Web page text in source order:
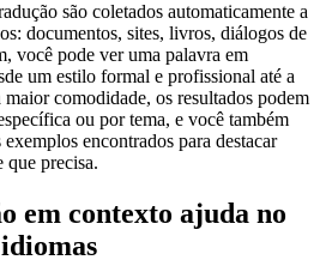
são coletados automaticamente a
documentos, sites, livros, diálogos de
você pode ver uma palavra em
um estilo formal e profissional até a
comodidade, os resultados podem
ou por tema, e você também
encontrados para destacar
que precisa.
em contexto ajuda no